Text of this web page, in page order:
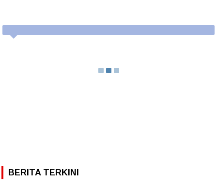
BERITA TERKINI